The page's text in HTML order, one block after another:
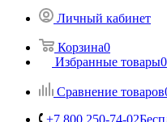
Личный кабинет
Корзина0
Избранные товары0
Сравнение товаров
+7 800 250-74-02